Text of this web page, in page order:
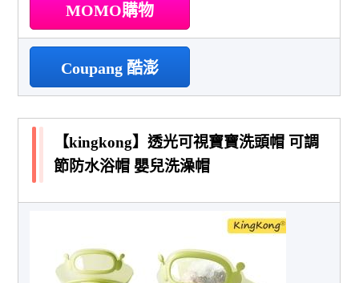
MOMO購物
Coupang 酷澎
【kingkong】透光可視寶寶洗頭帽 可調
節防水浴帽 嬰兒洗澡帽